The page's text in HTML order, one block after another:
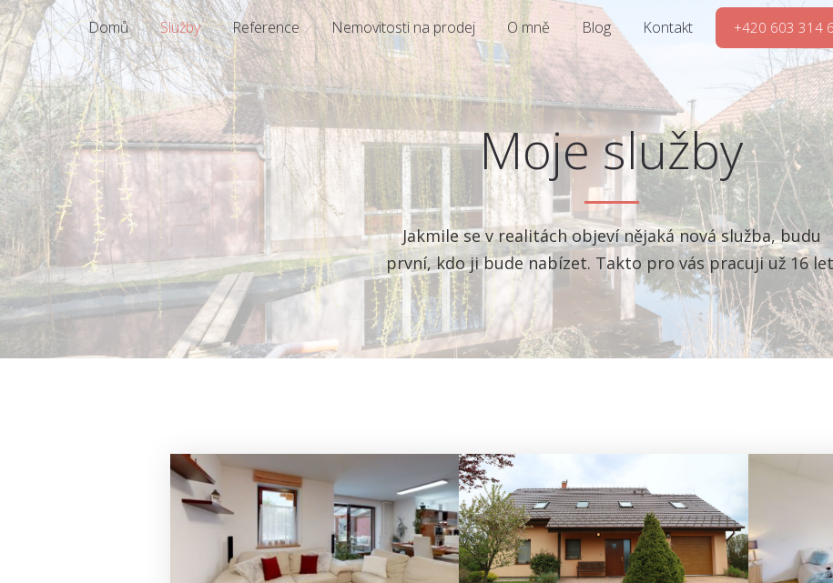
Domů Služby Reference Nemovitosti na prodej O mně Blog Kontakt +420 603 314
Moje služby
Jakmile se v realitách objeví nějaká nová služba, budu
první, kdo ji bude nabízet. Takto pro vás pracuji už 16